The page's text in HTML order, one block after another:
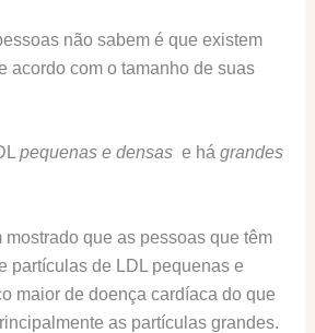
não sabem é que existem
acordo com o tamanho de suas
pequenas e densase há grandes
mostrado que as pessoas que têm
partículas de LDL pequenas e
maior de doença cardíaca do que
as partículas grandes.